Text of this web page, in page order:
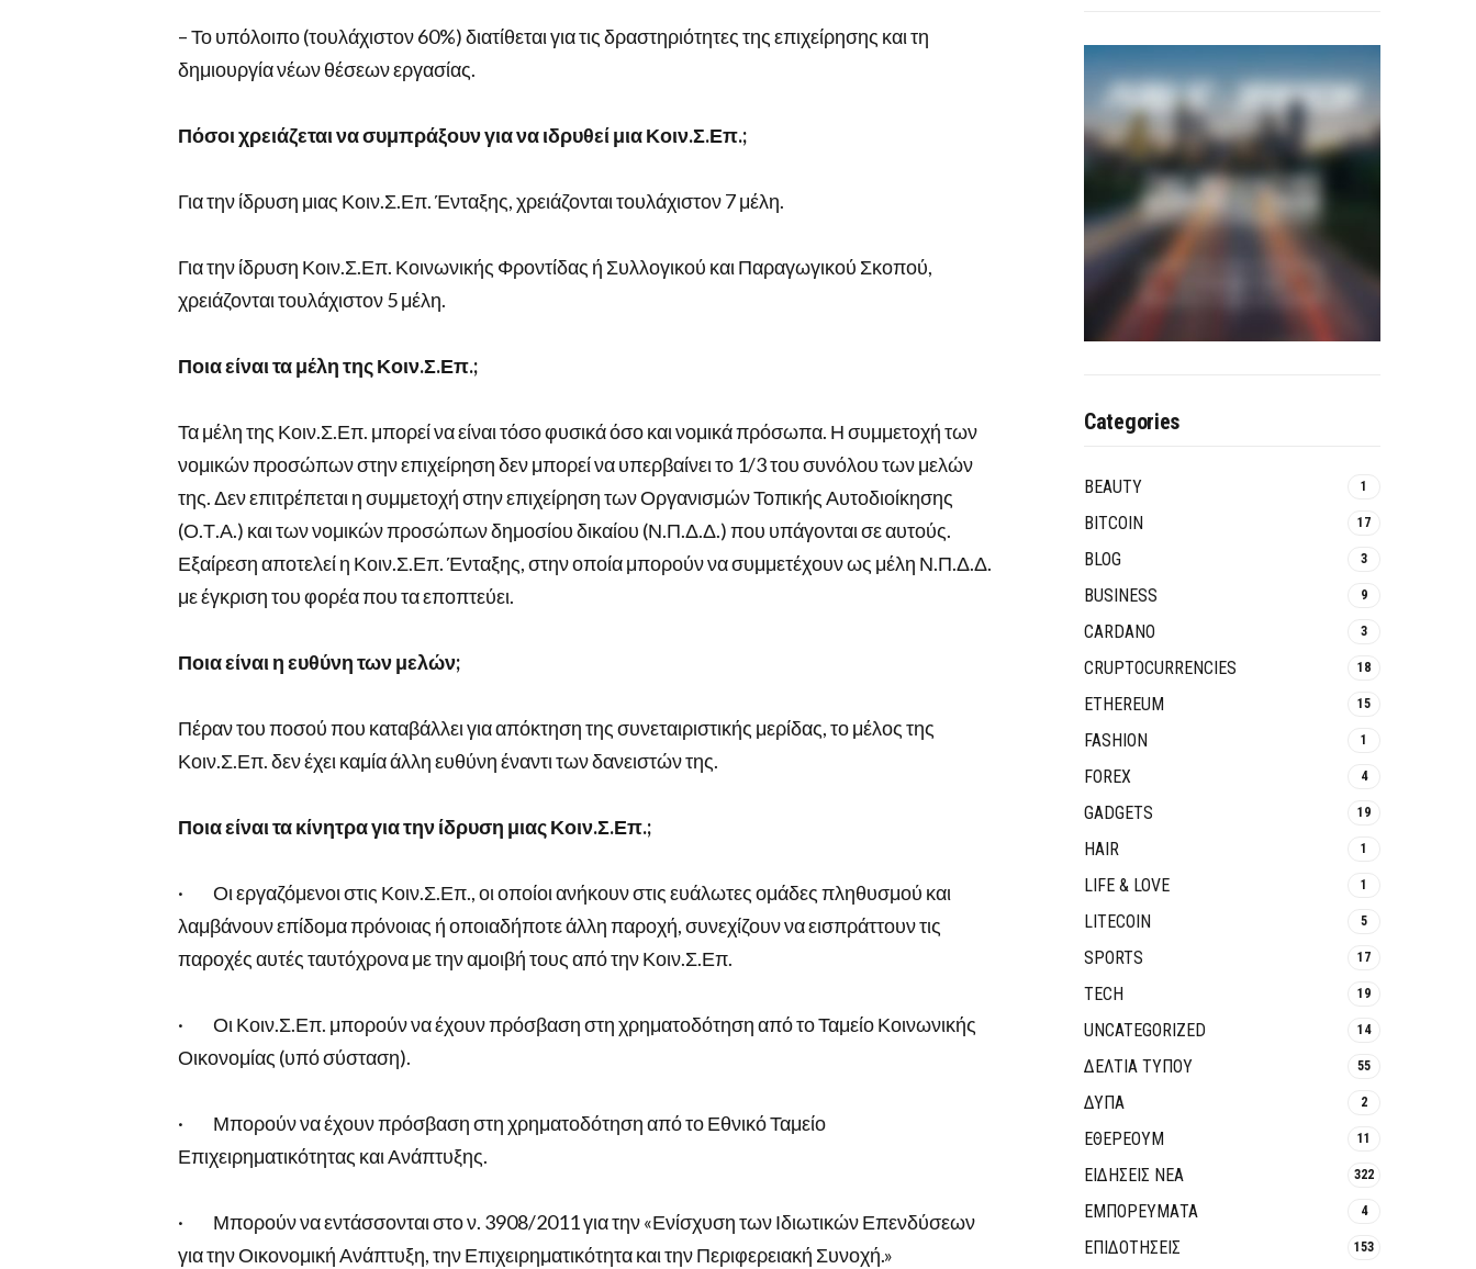
– Το υπόλοιπο (τουλάχιστον 60%) διατίθεται για τις δραστηριότητες της επιχείρησης και τη
δημιουργία νέων θέσεων εργασίας.
Πόσοι χρειάζεται να συμπράξουν για να ιδρυθεί μια Κοιν.Σ.Επ.;
Για την ίδρυση μιας Κοιν.Σ.Επ. Ένταξης, χρειάζονται τουλάχιστον 7 μέλη.
Για την ίδρυση Κοιν.Σ.Επ. Κοινωνικής Φροντίδας ή Συλλογικού και Παραγωγικού Σκοπού,
χρειάζονται τουλάχιστον 5 μέλη.
Ποια είναι τα μέλη της Κοιν.Σ.Επ.;
Τα μέλη της Κοιν.Σ.Επ. μπορεί να είναι τόσο φυσικά όσο και νομικά πρόσωπα. Η συμμετοχή των
νομικών προσώπων στην επιχείρηση δεν μπορεί να υπερβαίνει το 1/3 του συνόλου των μελών
της. Δεν επιτρέπεται η συμμετοχή στην επιχείρηση των Οργανισμών Τοπικής Αυτοδιοίκησης
(Ο.Τ.Α.) και των νομικών προσώπων δημοσίου δικαίου (Ν.Π.Δ.Δ.) που υπάγονται σε αυτούς.
Εξαίρεση αποτελεί η Κοιν.Σ.Επ. Ένταξης, στην οποία μπορούν να συμμετέχουν ως μέλη Ν.Π.Δ.Δ.
με έγκριση του φορέα που τα εποπτεύει.
Ποια είναι η ευθύνη των μελών;
Πέραν του ποσού που καταβάλλει για απόκτηση της συνεταιριστικής μερίδας, το μέλος της
Κοιν.Σ.Επ. δεν έχει καμία άλλη ευθύνη έναντι των δανειστών της.
Ποια είναι τα κίνητρα για την ίδρυση μιας Κοιν.Σ.Επ.;
· Οι εργαζόμενοι στις Κοιν.Σ.Επ., οι οποίοι ανήκουν στις ευάλωτες ομάδες πληθυσμού και
λαμβάνουν επίδομα πρόνοιας ή οποιαδήποτε άλλη παροχή, συνεχίζουν να εισπράττουν τις
παροχές αυτές ταυτόχρονα με την αμοιβή τους από την Κοιν.Σ.Επ.
· Οι Κοιν.Σ.Επ. μπορούν να έχουν πρόσβαση στη χρηματοδότηση από το Ταμείο Κοινωνικής
Οικονομίας (υπό σύσταση).
· Μπορούν να έχουν πρόσβαση στη χρηματοδότηση από το Εθνικό Ταμείο
Επιχειρηματικότητας και Ανάπτυξης.
· Μπορούν να εντάσσονται στο ν. 3908/2011 για την «Ενίσχυση των Ιδιωτικών Επενδύσεων
για την Οικονομική Ανάπτυξη, την Επιχειρηματικότητα και την Περιφερειακή Συνοχή.»
Categories
BEAUTY 1
BITCOIN 17
BLOG 3
BUSINESS 9
CARDANO 3
CRUPTOCURRENCIES 18
ETHEREUM 15
FASHION 1
FOREX 4
GADGETS 19
HAIR 1
LIFE & LOVE 1
LITECOIN 5
SPORTS 17
TECH 19
UNCATEGORIZED 14
ΔΕΛΤΙΑ ΤΥΠΟΥ 55
ΔΥΠΑ 2
ΕΘΈΡΕΟΥΜ 11
ΕΙΔΗΣΕΙΣ ΝΕΑ 322
ΕΜΠΟΡΕΥΜΑΤΑ 4
ΕΠΙΔΟΤΗΣΕΙΣ 153